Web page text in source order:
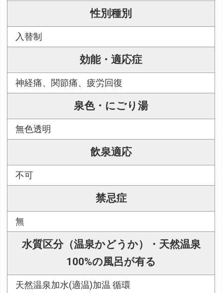
性別種別
入替制
効能・適応症
神経痛、関節痛、疲労回復
泉色・にごり湯
無色透明
飲泉適応
不可
禁忌症
無
水質区分（温泉かどうか）・天然温泉
100%の風呂が有る
天然温泉加水(適温)加温 循環